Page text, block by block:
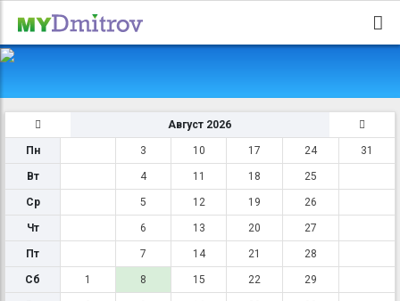
Август 2026
Пн 3 10 17 24 31
Вт 4 11 18 25
Ср 5 12 19 26
Чт 6 13 20 27
Пт 7 14 21 28
Сб 1 8 15 22 29